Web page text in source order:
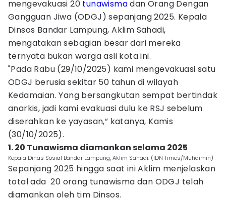
mengevakuasi 20 tunawismadan Orang Dengan
Gangguan Jiwa (ODGJ) sepanjang 2025. Kepala
Dinsos Bandar Lampung, Aklim Sahadi,
mengatakan sebagian besar dari mereka
ternyata bukan warga asli kota ini.
"Pada Rabu (29/10/2025) kami mengevakuasi satu
ODGJ berusia sekitar 50 tahun di wilayah
Kedamaian. Yang bersangkutan sempat bertindak
anarkis, jadi kami evakuasi dulu ke RSJ sebelum
diserahkan ke yayasan,” katanya, Kamis
(30/10/2025).
1. 20 Tunawisma diamankan selama 2025
Kepala Dinas Sosial Bandar Lampung, Aklim Sahadi. (IDN Times/Muhaimin)
Sepanjang 2025 hingga saat ini Aklim menjelaskan
total ada 20 orang tunawisma dan ODGJ telah
diamankan oleh tim Dinsos.